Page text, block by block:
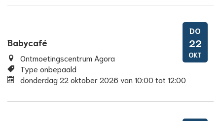
Babycafé
Ontmoetingscentrum Agora
Type onbepaald
donderdag 22 oktober 2026 van10:00 tot 12:00
DO
22
OKT